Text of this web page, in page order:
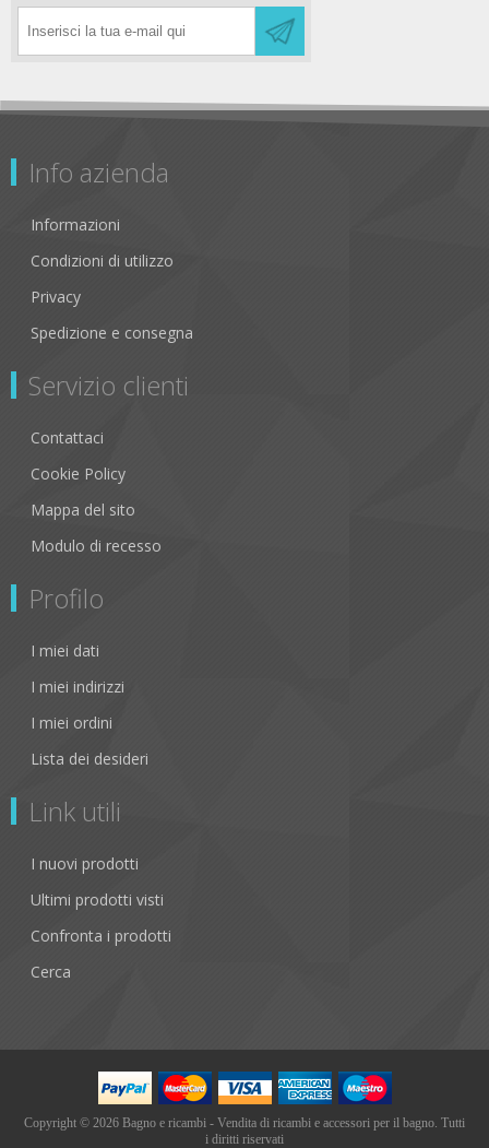
Info azienda
Informazioni
Condizioni di utilizzo
Privacy
Spedizione e consegna
Servizio clienti
Contattaci
Cookie Policy
Mappa del sito
Modulo di recesso
Profilo
I miei dati
I miei indirizzi
I miei ordini
Lista dei desideri
Link utili
I nuovi prodotti
Ultimi prodotti visti
Confronta i prodotti
Cerca
Copyright © 2026 Bagno e ricambi - Vendita di ricambi e accessori per il bagno. Tutti
i diritti riservati